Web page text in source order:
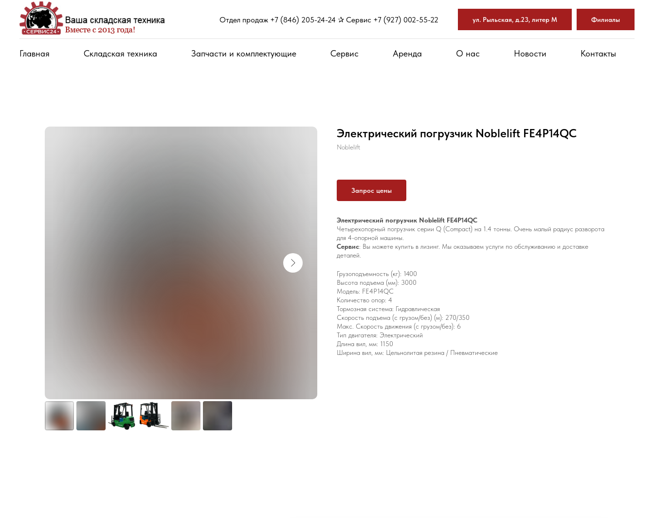
Отдел продаж +7 (846) 205-24-24 ✰ Сервис +7 (927) 002-55-22 ул. Рыльская, д.23, литер М Филиалы
Главная Складская техника Запчасти и комплектующие Сервис Аренда О нас Новости Контакты
Электрический погрузчик Noblelift FE4P14QC
Noblelift
Запрос цены
Электрический погрузчик Noblelift FE4P14QC
Четырехопорный погрузчик серии Q (Compact) на 1.4 тонны. Очень малый радиус разворота
для 4-опорной машины.
Сервис: Вы можете купить в лизинг. Мы оказываем услуги по обслуживанию и доставке
деталей.
Грузоподъемность (кг): 1400
Высота подъема (мм): 3000
Модель: FE4P14QC
Количество опор: 4
Тормозная система: Гидравлическая
Скорость подъема (с грузом/без) (м): 270/350
Макс. Скорость движения (с грузом/без): 6
Тип двигателя: Электрический
Длина вил, мм: 1150
Ширина вил, мм: Цельнолитая резина / Пневматические